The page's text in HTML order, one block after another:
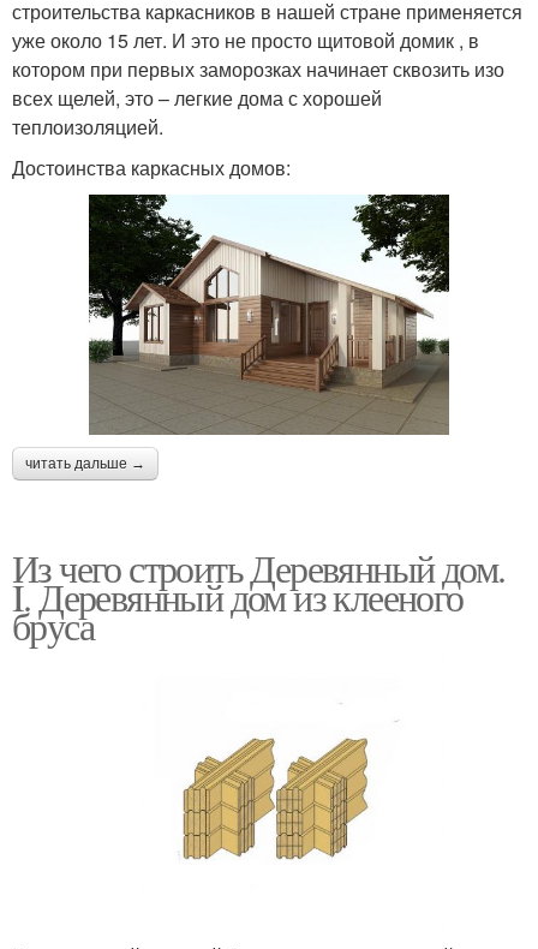
строительства каркасников в нашей стране применяется
уже около 15 лет. И это не просто щитовой домик , в
котором при первых заморозках начинает сквозить изо
всех щелей, это – легкие дома с хорошей
теплоизоляцией.
Достоинства каркасных домов:
читать дальше →
Из чего строить Деревянный дом.
I. Деревянный дом из клееного
бруса